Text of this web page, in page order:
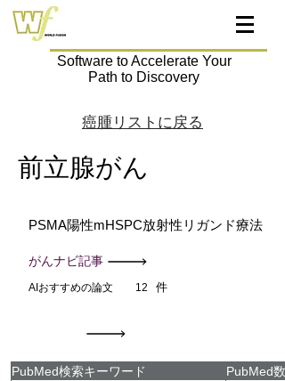
Software to Accelerate Your
Path to Discovery
癌腫リストに戻る
前立腺がん
PSMA陽性mHSPC放射性リガンド療法
がんナビ記事
AIおすすめの論文 12 件
PubMed検索キーワード
PubMed数